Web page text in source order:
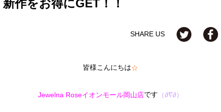
新作をお得にGET！！
SHARE US
皆様こんにちは☆
Jewelna Roseイオンモール岡山店です （∂∇∂）